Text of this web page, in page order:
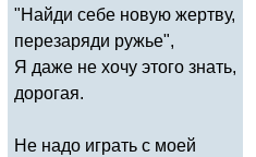
"Найди себе новую жертву,
перезаряди ружье",
Я даже не хочу этого знать,
дорогая.
Не надо играть с моей